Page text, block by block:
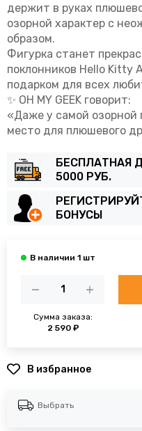
держит в руках
озорной характер с
образом.
Фигурка станет
поклонников Hello Kitty
подарком для всех
✨ OH MY GEEK говорит:
«Даже у самой озорной
место для плюшевого
БЕСПЛАТНАЯ
5000 РУБ.
БОНУСЫ
Сумма заказа:
2 590 ₽
В избранное
Выбрать